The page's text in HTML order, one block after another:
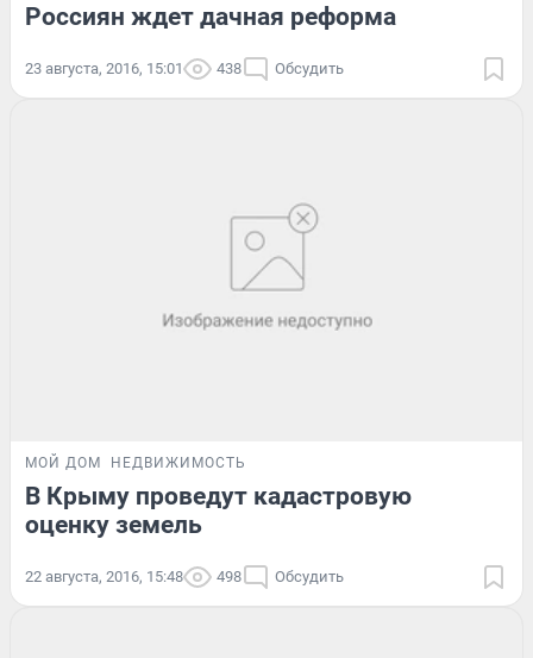
Россиян ждет дачная реформа
23 августа, 2016, 15:01 438 Обсудить
МОЙ ДОМ НЕДВИЖИМОСТЬ
В Крыму проведут кадастровую
оценку земель
22 августа, 2016, 15:48 498 Обсудить